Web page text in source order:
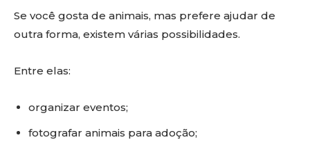
Se você gosta de animais, mas prefere ajudar de
outra forma, existem várias possibilidades.
Entre elas:
organizar eventos;
fotografar animais para adoção;